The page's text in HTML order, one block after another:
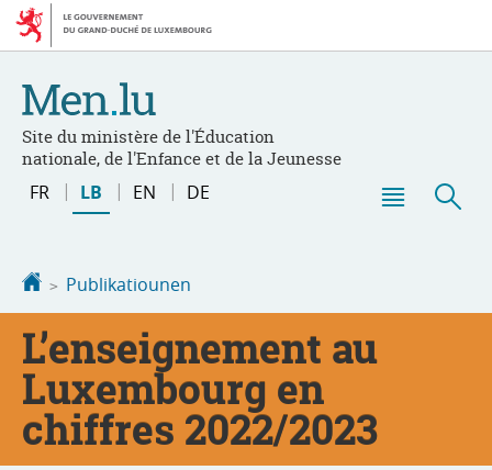
Bei
den
Aller
au
Site du ministère de l'Éducation
nationale, de l'Enfance et de la Jeunesse
Changer
FR LB EN DE
Startsäit
Publikatiounen
L’enseignement au
Luxembourg en
chiffres 2022/2023